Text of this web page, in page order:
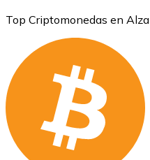
Top Criptomonedas en Alza